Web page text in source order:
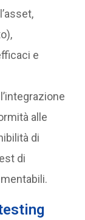
e
l’integrazione
alle
di
di